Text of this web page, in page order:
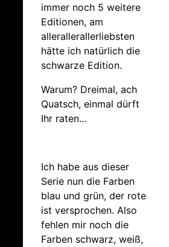
immer noch 5 weitere
Editionen, am
allerallerallerliebsten
hätte ich natürlich die
schwarze Edition.
Warum? Dreimal, ach
Quatsch, einmal dürft
Ihr raten…
Ich habe aus dieser
Serie nun die Farben
blau und grün, der rote
ist versprochen. Also
fehlen mir noch die
Farben schwarz, weiß,